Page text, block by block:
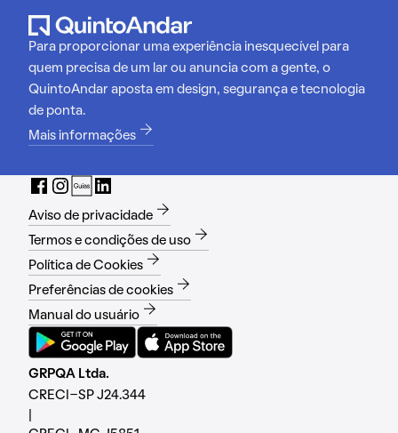
Para proporcionar uma experiência inesquecível para
quem precisa de um lar ou anuncia com a gente, o
QuintoAndar aposta em design, segurança e tecnologia
de ponta.
Mais informações
Aviso de privacidade
Termos e condições de uso
Política de Cookies
Preferências de cookies
Manual do usuário
GRPQA Ltda.
CRECI-SP J24.344